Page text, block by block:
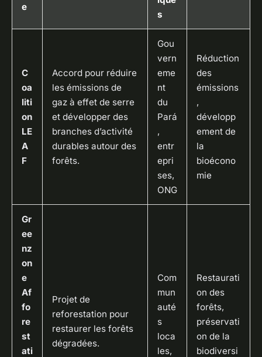
e
s
C
oa
liti
on
LE
A
F
Accord pour réduire
les émissions de
gaz à effet de serre
et développer des
branches d’activité
durables autour des
forêts.
Gou
vern
eme
nt
du
Pará
,
entr
epri
ses,
ONG
Réduction
des
émissions
,
développ
ement de
la
bioécono
mie
Gr
ee
nz
on
e
Af
fo
re
st
ati
Projet de
reforestation pour
restaurer les forêts
dégradées.
Com
mun
auté
s
loca
les,
Restaurati
on des
forêts,
préservati
on de la
biodiversi